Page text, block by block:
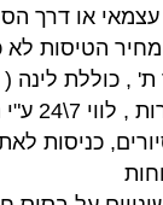
עצמאי או דרך
הטיסות לא
, כוללת לינה (
בהמשך),
כניסות